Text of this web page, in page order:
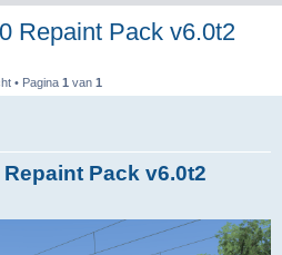
Repaint Pack v6.0t2
• Pagina 1 van 1
Pack v6.0t2